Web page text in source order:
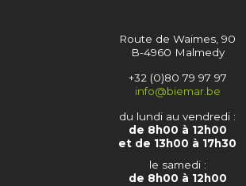
Route de Waimes, 90
B-4960 Malmedy
+32 (0)80 79 97 97
info@biemar.be
du lundi au vendredi :
de 8h00 à 12h00
et de 13h00 à 17h30
le samedi :
de 8h00 à 12h00